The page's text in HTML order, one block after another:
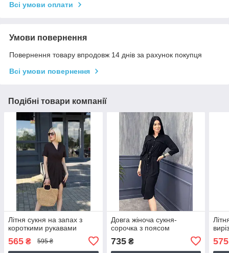
Всі умови оплати
Умови повернення
Повернення товару впродовж 14 днів за рахунок покупця
Всі умови повернення
Подібні товари компанії
Літня сукня на запах з
короткими рукавами
565 ₴ 595 ₴
Довга жіноча сукня-
сорочка з поясом
735₴ 575